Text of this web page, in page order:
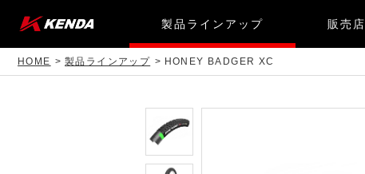
製品ラインアップ 販売店
HOME 製品ラインアップ HONEY BADGER XC